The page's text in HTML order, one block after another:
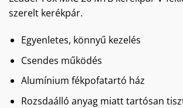
szerelt kerékpár.
Egyenletes, könnyű kezelés
Csendes működés
Alumínium fékpofatartó ház
Rozsdaálló anyag miatt tartósan